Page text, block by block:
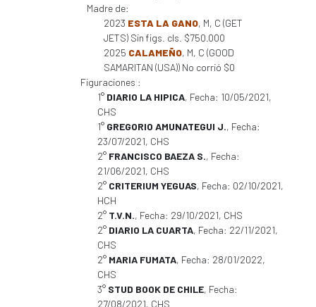
Madre de:
2023 ESTA LA GANO, M, C (GET
JETS) Sin figs. cls. $750.000
2025 CALAMEÑO, M, C (GOOD
SAMARITAN (USA)) No corrió $0
Figuraciones :
1° DIARIO LA HIPICA, Fecha: 10/05/2021,
CHS
1° GREGORIO AMUNATEGUI J., Fecha:
23/07/2021, CHS
2° FRANCISCO BAEZA S., Fecha:
21/06/2021, CHS
2° CRITERIUM YEGUAS, Fecha: 02/10/2021,
HCH
2° T.V.N., Fecha: 29/10/2021, CHS
2° DIARIO LA CUARTA, Fecha: 22/11/2021,
CHS
2° MARIA FUMATA, Fecha: 28/01/2022,
CHS
3° STUD BOOK DE CHILE, Fecha:
27/08/2021, CHS